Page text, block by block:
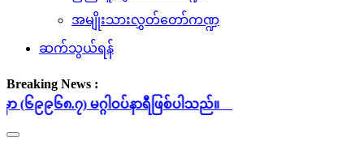
အမျိုးသားလွှတ်တော်ကဏ္ဍ
ဆက်သွယ်ရန်
Breaking News :
ါဝပ်နာရီဖြစ်ပါသည်။
Toggle